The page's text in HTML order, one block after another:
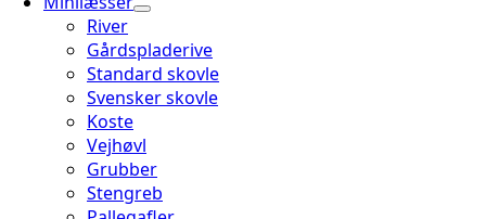
River
Gårdspladerive
Standard skovle
Svensker skovle
Koste
Vejhøvl
Grubber
Stengreb